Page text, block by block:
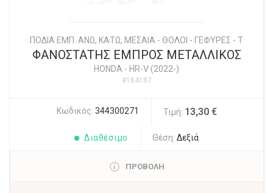
ΠΟΔΙΑ ΕΜΠ. ΑΝΩ, ΚΑΤΩ, ΜΕΣΑΙΑ - ΘΟΛΟΙ - ΓΕΦΥΡΕΣ - Τ
ΦΑΝΟΣΤΑΤΗΣ ΕΜΠΡΟΣ ΜΕΤΑΛΛΙΚΟΣ
HONDA - HR-V (2022-)
#184187
Κωδικός: 344300271 Τιμή: 13,30 €
Διαθέσιμο Θέση: Δεξιά
ΠΡΟΒΟΛΗ